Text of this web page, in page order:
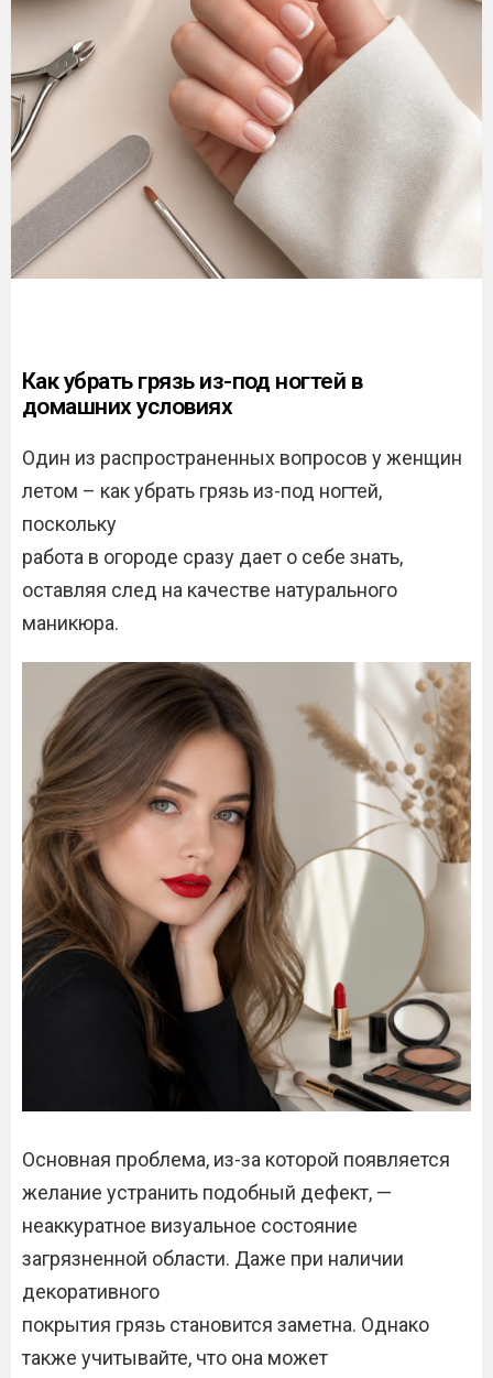
Как убрать грязь из-под ногтей в
домашних условиях
Один из распространенных вопросов у женщин
летом – как убрать грязь из-под ногтей,
поскольку
работа в огороде сразу дает о себе знать,
оставляя след на качестве натурального
маникюра.
Основная проблема, из-за которой появляется
желание устранить подобный дефект, —
неаккуратное визуальное состояние
загрязненной области. Даже при наличии
декоративного
покрытия грязь становится заметна. Однако
также учитывайте, что она может